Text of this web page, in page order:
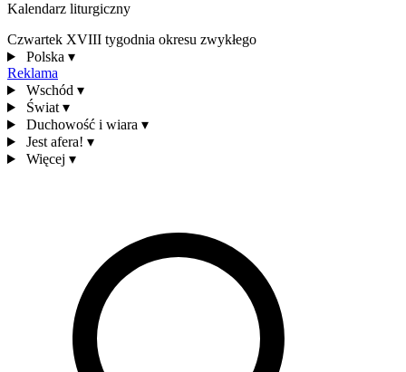
Kalendarz liturgiczny
Czwartek XVIII tygodnia okresu zwykłego
Polska ▾
Reklama
Wschód ▾
Świat ▾
Duchowość i wiara ▾
Jest afera! ▾
Więcej ▾